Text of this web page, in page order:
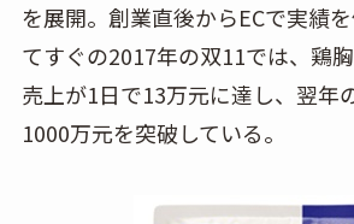
を展開。創業直後からECで実績
てすぐの2017年の双11では、鶏
売上が1日で13万元に達し、翌年
1000万元を突破している。